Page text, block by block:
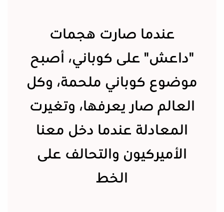
عندما صارت هجمات
"داعش" على كوباني، أصبح
موضوع كوباني ملحمة، وكل
العالم صار يعرفها، وتغيرت
المعادلة عندما دخل معنا
الأميركيون والتحالف على
الخط